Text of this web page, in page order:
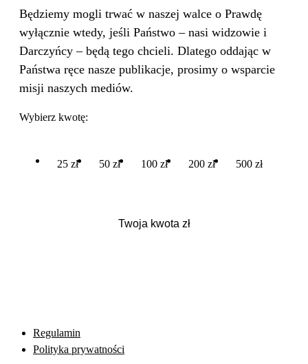
Będziemy mogli trwać w naszej walce o Prawdę
wyłącznie wtedy, jeśli Państwo – nasi widzowie i
Darczyńcy – będą tego chcieli. Dlatego oddając w
Państwa ręce nasze publikacje, prosimy o wsparcie
misji naszych mediów.
Wybierz kwotę:
25 zł 50 zł 100 zł 200 zł 500 zł
Regulamin
Polityka prywatności